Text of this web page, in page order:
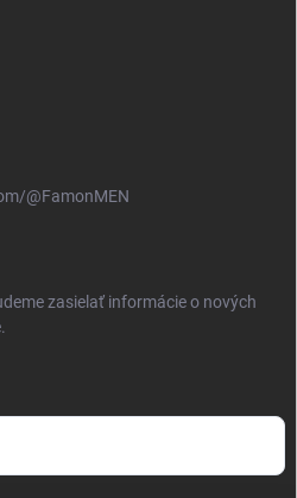
@FamonMEN
zasielať informácie o nových